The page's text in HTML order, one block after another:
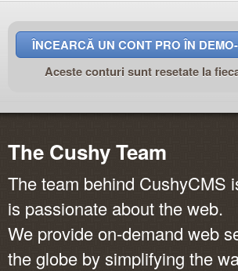
ÎNCEARCĂ UN CONT PRO ÎN
Aceste conturi sunt resetate la
The Cushy Team
The team behind CushyCMS
is passionate about the web.
We provide on-demand web
the globe by simplifying the